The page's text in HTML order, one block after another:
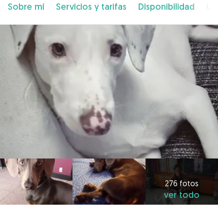
Sobre mí Servicios y tarifas Disponibilidad
276 fotos
ver todo